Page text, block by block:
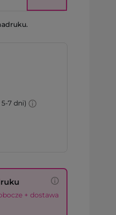
7 dni)
+ dostawa